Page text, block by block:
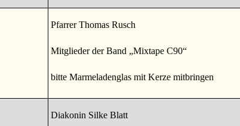
Pfarrer Thomas Rusch
Mitglieder der Band „Mixtape C90“
bitte Marmeladenglas mit Kerze mitbringen
Diakonin Silke Blatt